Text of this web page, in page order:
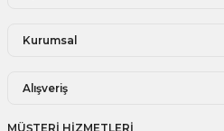
Kurumsal
Alışveriş
MÜŞTERİ HİZMETLERİ